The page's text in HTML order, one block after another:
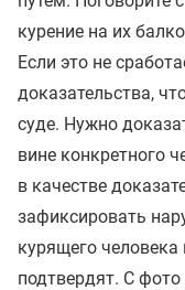
курение на их
Если это не
доказательства,
суде. Нужно
вине конкретного
в качестве
зафиксировать
курящего человека
подтвердят. С фото